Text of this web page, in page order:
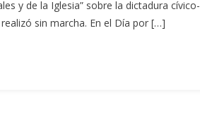
y de la Iglesia” sobre la dictadura cívico-
sin marcha. En el Día por […]